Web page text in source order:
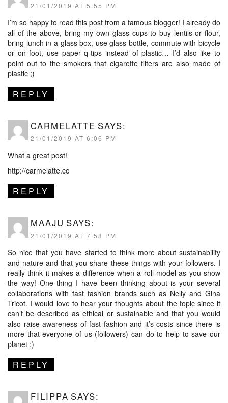
21/01/2019 AT 5:55 PM
I’m so happy to read this post from a famous blogger! I already do
all of the above, bring my own glass cups to buy lentils or flour,
bring lunch in a glass box, use glass bottle, commute with bicycle
or on foot, use paper q-tips instead of plastic… I’d also like to
point out to the smokers that cigarette filters are also made of
plastic ;)
REPLY
CARMELATTE SAYS:
21/01/2019 AT 6:06 PM
What a great post!
http://carmelatte.co
REPLY
MAAJU SAYS:
21/01/2019 AT 7:58 PM
So nice that you have started to think more about sustainability
and nature and that you share these things with your followers. I
really think it makes a difference when a roll model as you show
the way! One thing I have been thinking about is your several
collaborations with fast fashion brands such as Nelly and Gina
Tricot. I would love to hear your thoughts about the topic since it
can’t be described as ethical or sustainable and that you would
also raise awareness of fast fashion and it’s costs since there is
more that everyone of us (followers) can do to help to save our
planet :)
REPLY
FILIPPA SAYS: